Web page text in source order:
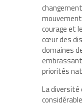
courage et
cœur des
domaines
priorités
La diversité